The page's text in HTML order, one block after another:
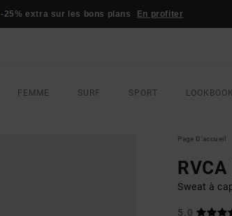
-25% extra sur les bons plans En profiter
FEMME SURF SPORT LOOKBOOK
Page D'accueil
Sweat à
5.0